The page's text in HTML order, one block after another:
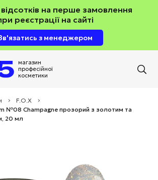
на перше замовлення
реєстрації на сайті
з менеджером
магазин
професійної
косметики
> F.O.X
>
№08 Champagne прозорий з золотим та
20 мл